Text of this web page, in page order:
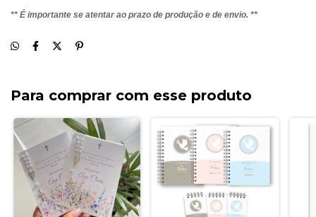
** É importante se atentar ao prazo de produção e de envio. **
Para comprar com esse produto